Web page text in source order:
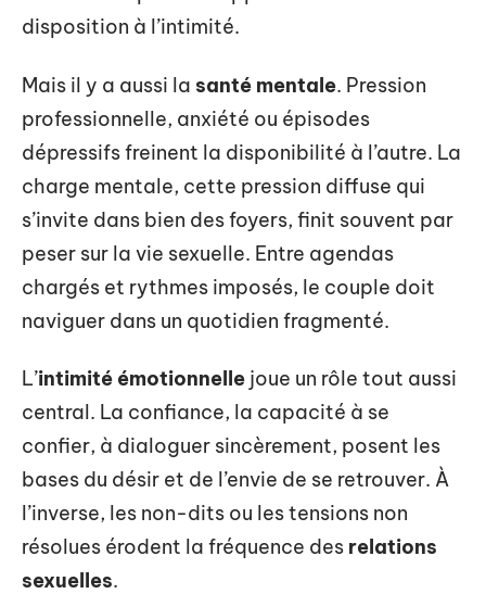
disposition à l’intimité.
Mais il y a aussi la santé mentale. Pression
professionnelle, anxiété ou épisodes
dépressifs freinent la disponibilité à l’autre. La
charge mentale, cette pression diffuse qui
s’invite dans bien des foyers, finit souvent par
peser sur la vie sexuelle. Entre agendas
chargés et rythmes imposés, le couple doit
naviguer dans un quotidien fragmenté.
L’intimité émotionnelle joue un rôle tout aussi
central. La confiance, la capacité à se
confier, à dialoguer sincèrement, posent les
bases du désir et de l’envie de se retrouver. À
l’inverse, les non-dits ou les tensions non
résolues érodent la fréquence des relations
sexuelles.